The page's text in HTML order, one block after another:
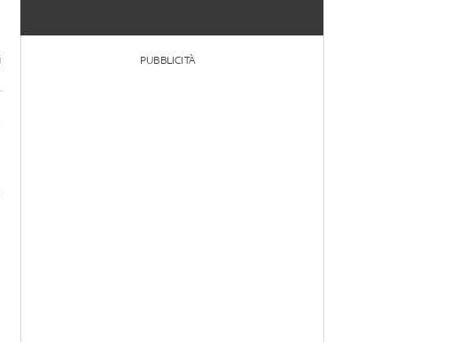
PUBBLICITÀ